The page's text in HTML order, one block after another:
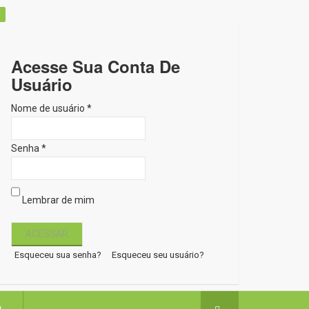
Acesse Sua Conta De
Usuário
Nome de usuário *
Senha *
Lembrar de mim
Esqueceu sua senha? Esqueceu seu usuário?